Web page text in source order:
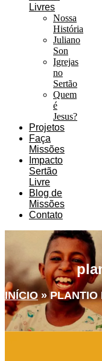
Livres
Nossa
História
Juliano
Son
Igrejas
no
Sertão
Quem
é
Jesus?
Projetos
Faça
Missões
Impacto
Sertão
Livre
Blog de
Missões
Contato
INÍCIO»PLANTIO